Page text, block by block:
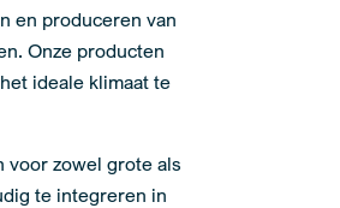
en produceren van
Onze producten
ideale klimaat te
voor zowel grote als
te integreren in